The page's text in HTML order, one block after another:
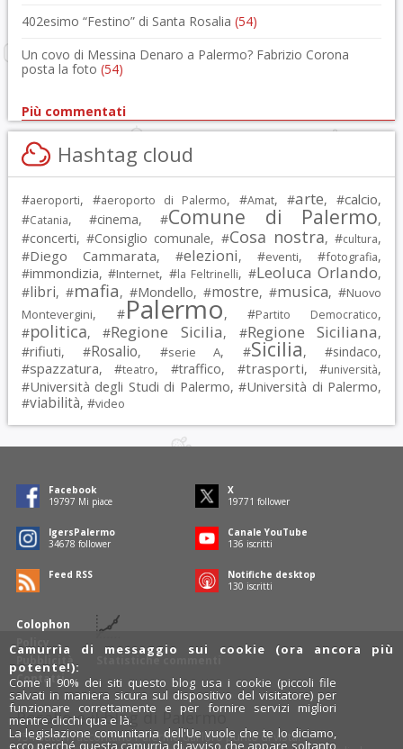
402esimo “Festino” di Santa Rosalia (54)
Un covo di Messina Denaro a Palermo? Fabrizio Corona
posta la foto (54)
Più commentati
Hashtag cloud
#aeroporti, #aeroporto di Palermo, #Amat, #arte, #calcio,
#Catania, #cinema, #Comune di Palermo,
#concerti, #Consiglio comunale, #Cosa nostra, #cultura,
#Diego Cammarata, #elezioni, #eventi, #fotografia,
#immondizia, #Internet, #la Feltrinelli, #Leoluca Orlando,
#libri, #mafia, #Mondello, #mostre, #musica, #Nuovo
Montevergini, #Palermo, #Partito Democratico,
#politica, #Regione Sicilia, #Regione Siciliana,
#rifiuti, #Rosalio, #serie A, #Sicilia, #sindaco,
#spazzatura, #teatro, #traffico, #trasporti, #università,
#Università degli Studi di Palermo, #Università di Palermo,
#viabilità, #video
Colophon
Policy
Pubblicità
Contatti
Statistiche commenti
Facebook
19797 Mi piace
X
19771 follower
IgersPalermo
34678 follower
Canale YouTube
136 iscritti
Feed RSS
Notifiche desktop
130 iscritti
Rosalio è il blog di Palermo
754 autoriraccontano Palermo dal loro punto di vista.
Camurrìa di messaggio sui cookie (ora ancora più
potente!):
Come il 90% dei siti questo blog usa i cookie (piccoli file
salvati in maniera sicura sul dispositivo del visitatore) per
funzionare correttamente e per fornire servizi migliori
mentre clicchi qua e là.
La legislazione comunitaria dell'Ue vuole che te lo diciamo,
ecco perché questa camurrìa di avviso che appare soltanto